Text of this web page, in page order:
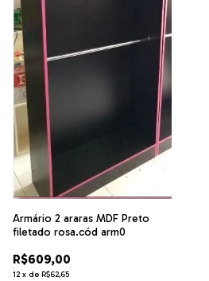
Armário 2 araras MDF Preto
filetado rosa.cód arm0
R$609,00
12 x de R$62,65